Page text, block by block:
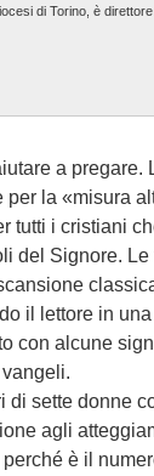
di Torino, è direttore
a pregare.
per la «misura
tutti i cristiani
del Signore. Le
il lettore in
con alcune
di sette donne
agli
è il